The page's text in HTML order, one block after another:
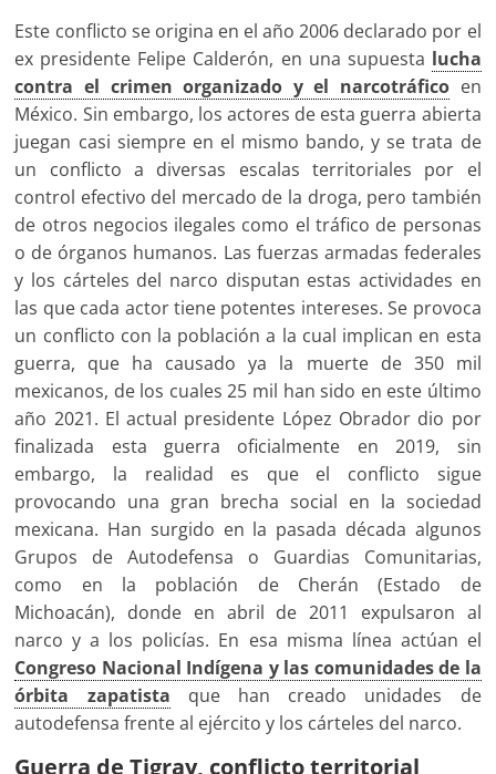
Este conflicto se origina en el año 2006 declarado por el
ex presidente Felipe Calderón, en una supuesta lucha
contra el crimen organizado y el narcotráficoen
México. Sin embargo, los actores de esta guerra abierta
juegan casi siempre en el mismo bando, y se trata de
un conflicto a diversas escalas territoriales por el
control efectivo del mercado de la droga, pero también
de otros negocios ilegales como el tráfico de personas
o de órganos humanos. Las fuerzas armadas federales
y los cárteles del narco disputan estas actividades en
las que cada actor tiene potentes intereses. Se provoca
un conflicto con la población a la cual implican en esta
guerra, que ha causado ya la muerte de 350 mil
mexicanos, de los cuales 25 mil han sido en este último
año 2021. El actual presidente López Obrador dio por
finalizada esta guerra oficialmente en 2019, sin
embargo, la realidad es que el conflicto sigue
provocando una gran brecha social en la sociedad
mexicana. Han surgido en la pasada década algunos
Grupos de Autodefensa o Guardias Comunitarias,
como en la población de Cherán (Estado de
Michoacán), donde en abril de 2011 expulsaron al
narco y a los policías. En esa misma línea actúan el
Congreso Nacional Indígena y las comunidades de la
órbita zapatista que han creado unidades de
autodefensa frente al ejército y los cárteles del narco.
Guerra de Tigray, conflicto territorial